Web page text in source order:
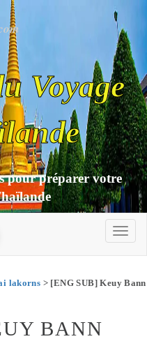
Voyage
pour préparer votre
lakorns > [ENG SUB] Keuy Bann
BANN